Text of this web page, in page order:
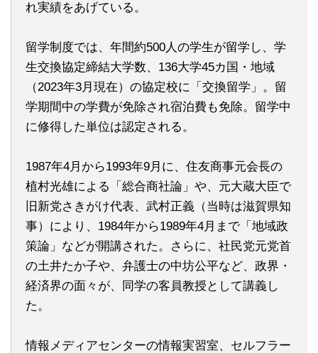
れ実績をあげている。
留学制度では、年間約500人の学生が留学し、学
生交換協定締結大学数、136大学45カ国・地域
（2023年3月現在）の協定校に「交換留学」。留
学期間中の学費が免除され宿泊費も免除。留学中
に修得した単位は認定される。
1987年4月から1993年9月に、住友商事元会長の
植村光雄による「総合商社論」や、元大蔵大臣で
旧新党さきがけ代表、武村正義（当時は滋賀県知
事）により、1984年から1989年4月まで「地域政
策論」などが開講された。さらに、社民党元党首
の土井たか子や、弁護士の中坊公平など、政界・
経済界の面々が、同学の客員教授として講義し
た。
情報メディアセンターの情報実習室、セルフラー